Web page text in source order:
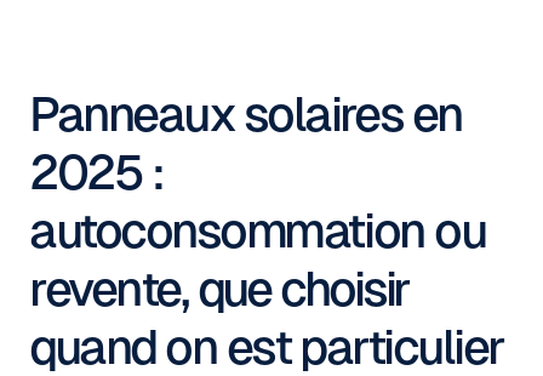
Panneaux solaires en
2025 :
autoconsommation ou
revente, que choisir
quand on est particulier